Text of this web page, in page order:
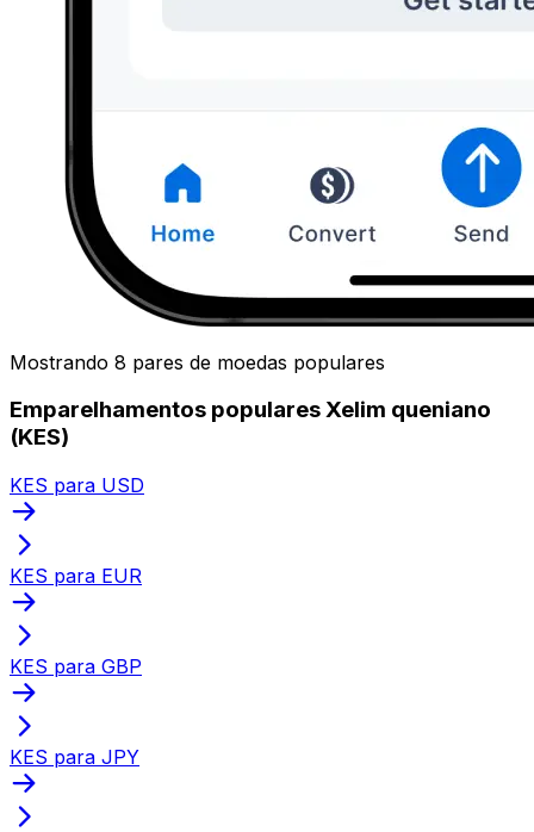
Mostrando 8 pares de moedas populares
Emparelhamentos populares Xelim queniano
(KES)
KES para USD
KES para EUR
KES para GBP
KES para JPY